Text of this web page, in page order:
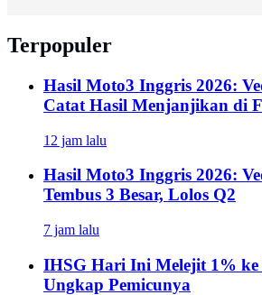
Terpopuler
Hasil Moto3 Inggris 2026:
Catat Hasil Menjanjikan di
12 jam lalu
Hasil Moto3 Inggris 2026:
Tembus 3 Besar, Lolos Q2
7 jam lalu
IHSG Hari Ini Melejit 1% ke
Ungkap Pemicunya